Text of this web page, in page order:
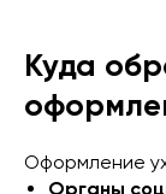
Куда
Оформление
Органы